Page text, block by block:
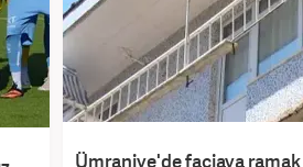
Ümraniye'de faciaya